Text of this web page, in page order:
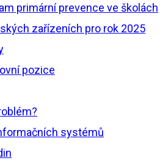
primární prevence ve školách
zařízeních pro rok 2025
pozice
systémů